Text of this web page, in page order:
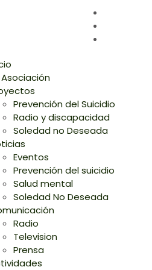
Asociación
Prevención del Suicidio
Radio y discapacidad
Soledad no Deseada
Eventos
Prevención del suicidio
Salud mental
Soledad No Deseada
Radio
Television
Prensa